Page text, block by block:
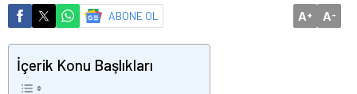
ABONE OL A+ A-
İçerik Konu Başlıkları